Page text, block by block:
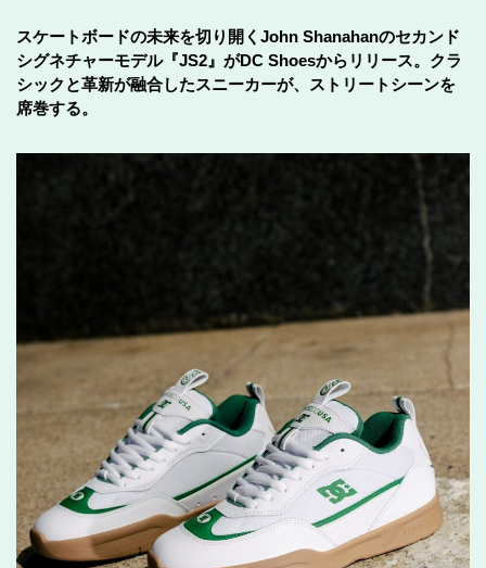
スケートボードの未来を切り開くJohn Shanahanのセカンド
シグネチャーモデル『JS2』がDC Shoesからリリース。クラ
シックと革新が融合したスニーカーが、ストリートシーンを
席巻する。